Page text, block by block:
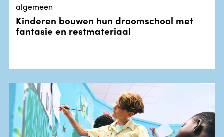
algemeen
Kinderen bouwen hun droomschool met
fantasie en restmateriaal